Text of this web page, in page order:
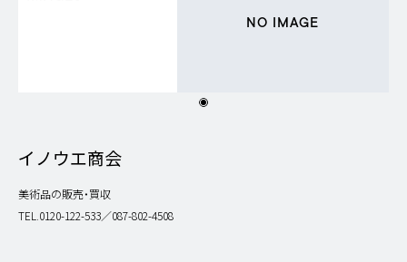
NO IMAGE
イノウエ商会
美術品の販売・買収
TEL.0120-122-533／087-802-4508